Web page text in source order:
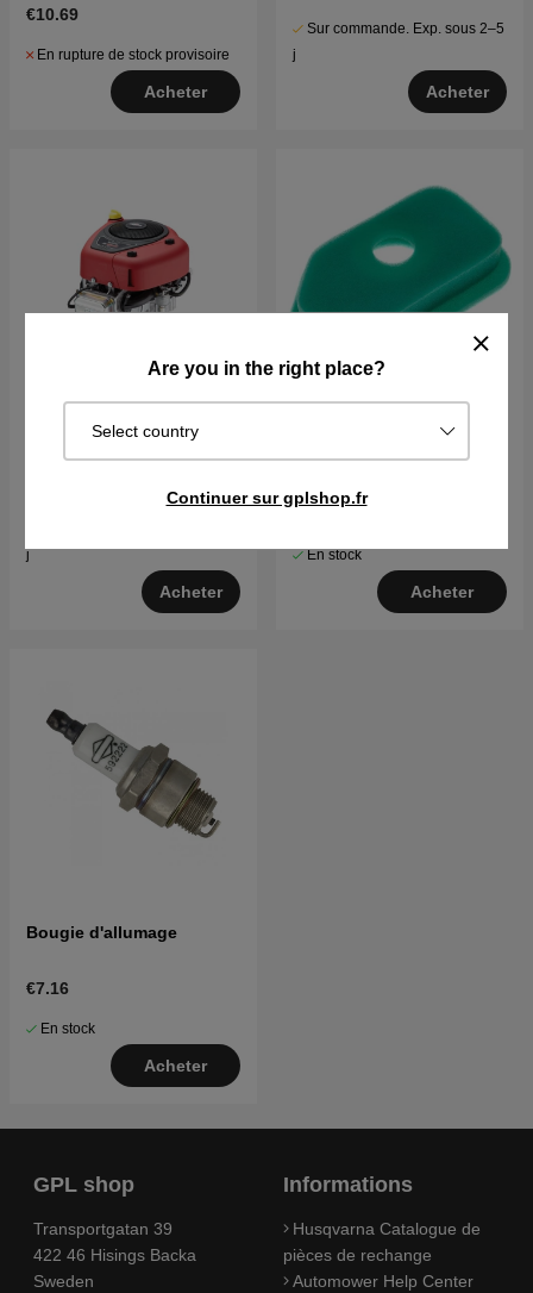
Are you in the right place?
Select country
Continuer sur gplshop.fr
€10.69
En rupture de stock provisoire
Acheter
Sur commande. Exp. sous 2–5
j
Acheter
Moteur Briggs & Stratton
15,5 CV Intek I/C
j
Acheter
En stock
Acheter
Bougie d'allumage
€7.16
En stock
Acheter
GPL shop
Transportgatan 39
422 46 Hisings Backa
Sweden
Informations
Husqvarna Catalogue de
pièces de rechange
Automower Help Center